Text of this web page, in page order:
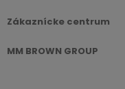
Zákaznícke centrum
MM BROWN GROUP